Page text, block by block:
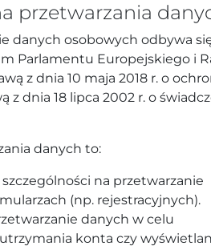
przetwarzania
danych osobowych odbywa
Parlamentu Europejskiego i
z dnia 10 maja 2018 r. o
z dnia 18 lipca 2002 r. o
danych to:
na przetwarzanie
(np. rejestracyjnych).
danych w celu
konta czy